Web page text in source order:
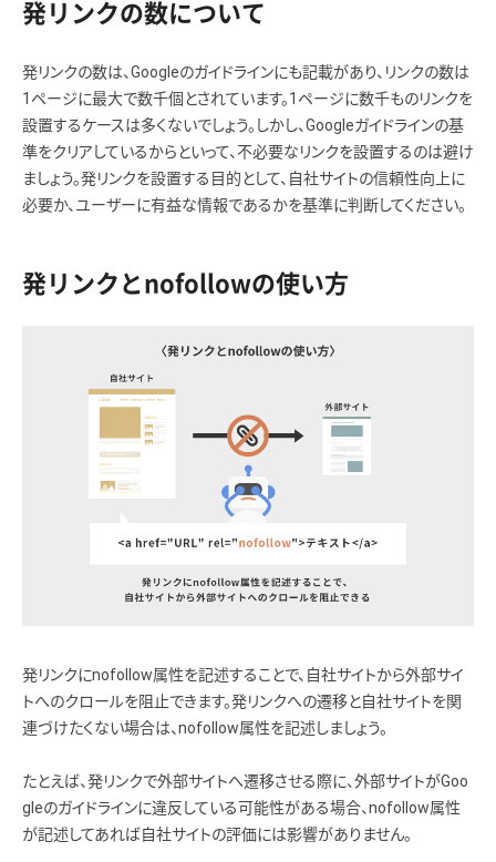
発リンクの数について
発リンクの数は、Googleのガイドラインにも記載があり、リンクの数は
1ページに最大で数千個とされています。1ページに数千ものリンクを
設置するケースは多くないでしょう。しかし、Googleガイドラインの基
準をクリアしているからといって、不必要なリンクを設置するのは避け
ましょう。発リンクを設置する目的として、自社サイトの信頼性向上に
必要か、ユーザーに有益な情報であるかを基準に判断してください。
発リンクとnofollowの使い方
発リンクにnofollow属性を記述することで、自社サイトから外部サイ
トへのクロールを阻止できます。発リンクへの遷移と自社サイトを関
連づけたくない場合は、nofollow属性を記述しましょう。
たとえば、発リンクで外部サイトへ遷移させる際に、外部サイトがGoo
gleのガイドラインに違反している可能性がある場合、nofollow属性
が記述してあれば自社サイトの評価には影響がありません。